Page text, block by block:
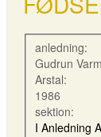
anledning:
Gudrun
Arstal:
1986
sektion:
I Anledning